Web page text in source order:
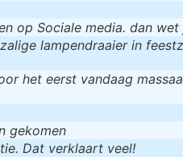
op Sociale media. dan
lampendraaier in
het eerst vandaag
gekomen
Dat verklaart veel!